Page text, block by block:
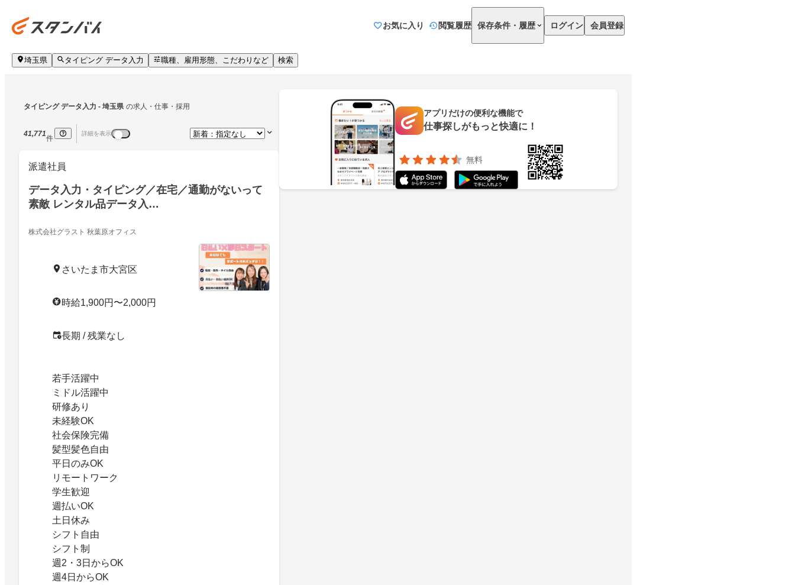
お気に入り 閲覧履歴 保存条件・履歴 ログイン 会員登録
埼玉県 タイピング データ入力 職種、雇用形態、こだわりなど 検索
タイピング データ入力 - 埼玉県 の求人・仕事・採用
41,771
件
詳細を表示
派遣社員
データ入力・タイピング／在宅／通勤がないって
素敵 レンタル品データ入…
株式会社グラスト 秋葉原オフィス
さいたま市大宮区
時給1,900円〜2,000円
長期 / 残業なし
若手活躍中
ミドル活躍中
研修あり
未経験OK
社会保険完備
髪型髪色自由
平日のみOK
リモートワーク
学生歓迎
週払いOK
土日休み
シフト自由
シフト制
週2・3日からOK
週4日からOK
アプリだけの便利な機能で
仕事探しがもっと快適に！
無料